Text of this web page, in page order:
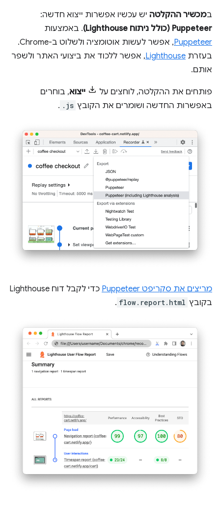
במכשיר ההקלטה יש עכשיו אפשרות ייצוא חדשה:
Puppeteer (כולל ניתוח Lighthouse)
. באמצעות
Puppeteer
, אפשר לעשות אוטומציה ולשלוט ב-Chrome.
בעזרת Lighthouse, אפשר ללכוד את ביצועי האתר ולשפר
אותם.
פותחים את ההקלטה, לוחצים על ייצוא, בוחרים
באפשרות החדשה ושומרים את הקובץ .js
.
מריצים את סקריפט Puppeteer
כדי לקבל דוח Lighthouse
בקובץ flow.report.html
.